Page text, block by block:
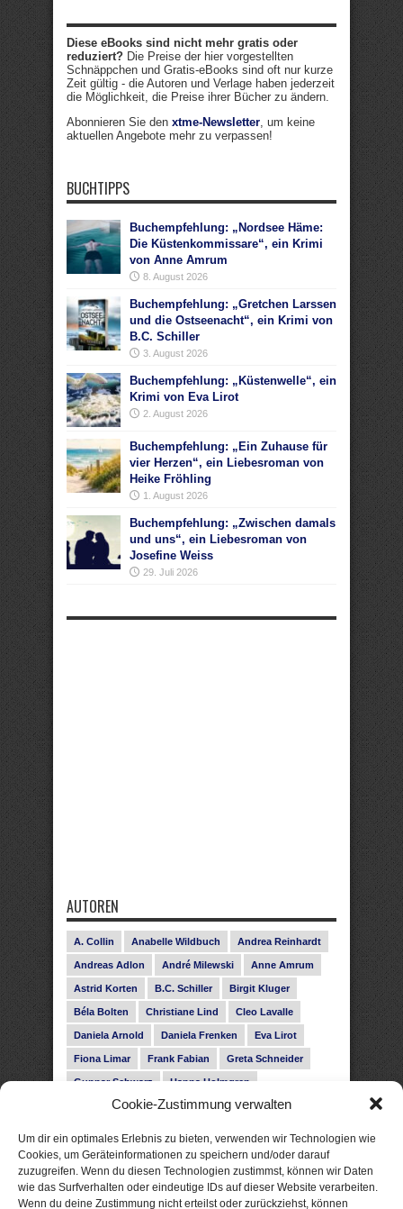
Cookie-Zustimmung verwalten
Um dir ein optimales Erlebnis zu bieten, verwenden wir Technologien wie
Cookies, um Geräteinformationen zu speichern und/oder darauf
zuzugreifen. Wenn du diesen Technologien zustimmst, können wir Daten
wie das Surfverhalten oder eindeutige IDs auf dieser Website verarbeiten.
Wenn du deine Zustimmung nicht erteilst oder zurückziehst, können
Diese eBooks sind nicht mehr gratis oder
reduziert? Die Preise der hier vorgestellten
Schnäppchen und Gratis-eBooks sind oft nur kurze
Zeit gültig - die Autoren und Verlage haben jederzeit
die Möglichkeit, die Preise ihrer Bücher zu ändern.
Abonnieren Sie den xtme-Newsletter, um keine
aktuellen Angebote mehr zu verpassen!
BUCHTIPPS
Buchempfehlung: „Nordsee Häme:
Die Küstenkommissare“, ein Krimi
von Anne Amrum
8. August 2026
Buchempfehlung: „Gretchen Larssen
und die Ostseenacht“, ein Krimi von
B.C. Schiller
3. August 2026
Buchempfehlung: „Küstenwelle“, ein
Krimi von Eva Lirot
2. August 2026
Buchempfehlung: „Ein Zuhause für
vier Herzen“, ein Liebesroman von
Heike Fröhling
1. August 2026
Buchempfehlung: „Zwischen damals
und uns“, ein Liebesroman von
Josefine Weiss
29. Juli 2026
AUTOREN
A. Collin Anabelle Wildbuch Andrea Reinhardt
Andreas Adlon André Milewski Anne Amrum
Astrid Korten B.C. Schiller Birgit Kluger
Béla Bolten Christiane Lind Cleo Lavalle
Daniela Arnold Daniela Frenken Eva Lirot
Fiona Limar Frank Fabian Greta Schneider
Gunnar Schwarz Hanna Holmgren
Heike Fröhling Ina Glahe Ivo Pala J. Vellguth
Leonie Haubrich Lilly Labord Livia Pipes
Malin Blunk Marcus Hünnebeck Martin Krist
Melisa Schwermer Nele Bruun Nika Lubitsch